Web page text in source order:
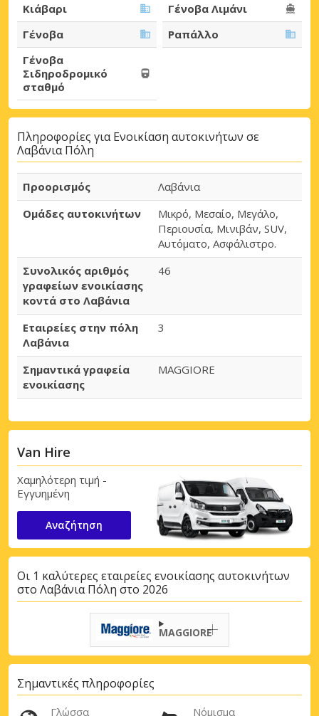
Κιάβαρι
Γένοβα Λιμάνι
Γένοβα
Ραπάλλο
Γένοβα
Σιδηροδρομικό
σταθμό
Πληροφορίες για Ενοικίαση αυτοκινήτων σε
Λαβάνια Πόλη
Προορισμός
Λαβάνια
Ομάδες αυτοκινήτων
Μικρό, Μεσαίο, Μεγάλο,
Περιουσία, Μινιβάν, SUV,
Αυτόματο, Ασφάλιστρο.
Συνολικός αριθμός
γραφείων ενοικίασης
κοντά στο Λαβάνια
46
Εταιρείες στην πόλη
Λαβάνια
3
Σημαντικά γραφεία
ενοικίασης
MAGGIORE
Van Hire
Χαμηλότερη τιμή -
Εγγυημένη
Αναζήτηση
Οι 1 καλύτερες εταιρείες ενοικίασης αυτοκινήτων
στο Λαβάνια Πόλη στο 2026
MAGGIORE
Σημαντικές πληροφορίες
Γλώσσα Νόμισμα